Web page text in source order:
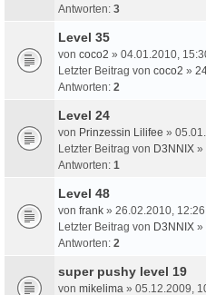
Antworten: 3
Level 35
von coco2 » 04.01.2010,
Letzter Beitrag von coco2 »
Antworten: 2
Level 24
von Prinzessin Lilifee »
Letzter Beitrag von D3NNIX »
Antworten: 1
Level 48
von frank » 26.02.2010, 12:26
Letzter Beitrag von D3NNIX »
Antworten: 2
super pushy level 19
von mikelima » 05.12.2009,